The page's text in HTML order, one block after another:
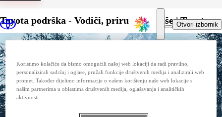
Otvori izbornik
Toyota podrška - Vodiči, priručnici i više | Toyota
Koristimo kolačiće da bismo omogućili našoj web lokaciji da radi pravilno,
personalizirali sadržaj i oglase, pružali funkcije društvenih medija i analizirali web
promet. Također dijelimo informacije o vašem korištenju naše web lokacije s
našim partnerima u oblastima društvenih medija, oglašavanja i analitičkih
aktivnosti.